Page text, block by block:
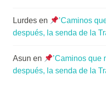
Lurdes en
’Caminos
después, la senda de la
Asun en
’Caminos que
después, la senda de la